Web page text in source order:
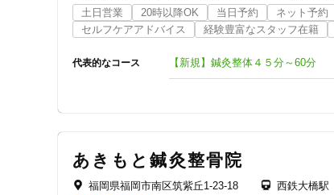
これまで積み重ねてきた技術、経験、実績を活かし、
身体の痛みや不調でお悩みの方、
交通事故の被害でお悩みの方、
運動不足でお悩みの方、
美容面でお悩みの方、
■時間　約45〜60分
■初回費用　11,000円
土日営業
20時以降OK 当日予約 ネット予約
セルフケアアドバイス
経験豊富なスタッフ在籍
代表的なコース 【新規】鍼灸整体４５分～60分
あきもと鍼灸整骨院
福岡県福岡市南区筑紫丘1-23-18 西鉄大橋駅